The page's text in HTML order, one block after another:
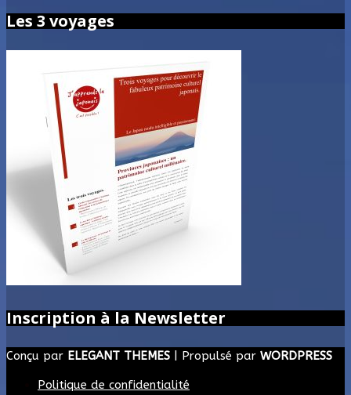
Les 3 voyages
Inscription à la Newsletter
Conçu par ELEGANT THEMES | Propulsé par WORDPRESS
Politique de confidentialité